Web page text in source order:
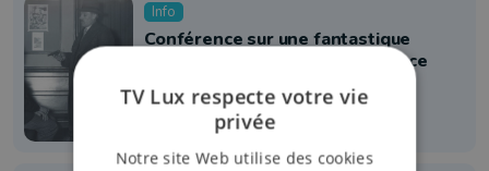
Info
Conférence sur une fantastique
collection de photos judiciaires ce
17 avril 2024 à 17:33
TV Lux respecte votre vie
privée
Notre site Web utilise des cookies